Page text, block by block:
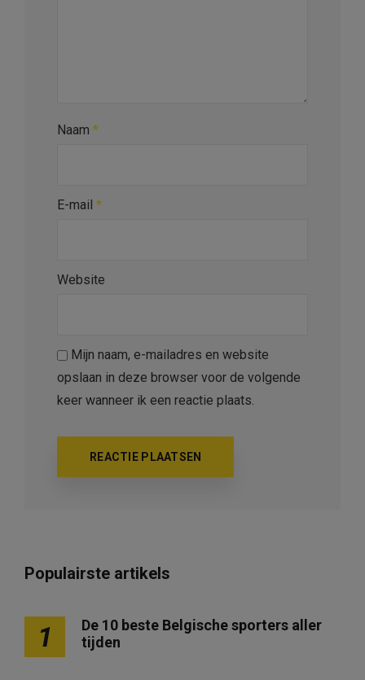
Naam *
E-mail *
Website
Mijn naam, e-mailadres en website
opslaan in deze browser voor de volgende
keer wanneer ik een reactie plaats.
Populairste artikels
1
De 10 beste Belgische sporters aller
tijden